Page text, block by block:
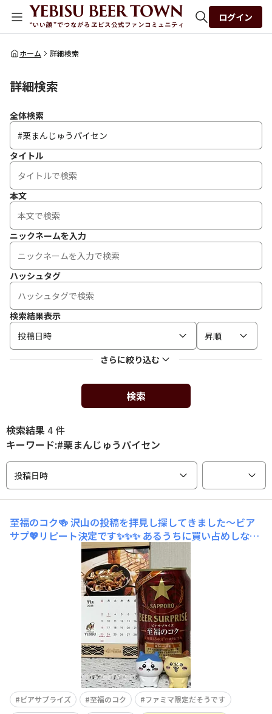
全体検索
ログイン
ホーム 詳細検索
詳細検索
全体検索
タイトル
本文
ニックネームを入力
ハッシュタグ
検索結果表示
投稿日時
昇順
さらに絞り込む
検索
検索結果4 件
キーワード:#栗まんじゅうパイセン
投稿日時
至福のコク🍻沢山の投稿を拝見し探してきました〜ビア
サプ💖リピート決定です✨✨✨ あるうちに買い占めしなき
ゃと思いました！冬に合います👍皆様も是非！！
ビアサプライズ 至福のコク
ファミマ限定だそうです